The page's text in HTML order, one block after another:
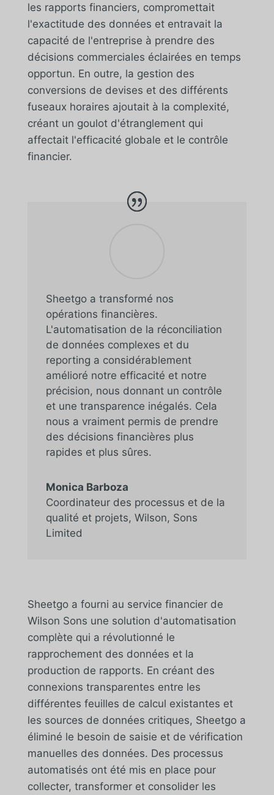
les rapports financiers, compromettait
l'exactitude des données et entravait la
capacité de l'entreprise à prendre des
décisions commerciales éclairées en temps
opportun. En outre, la gestion des
conversions de devises et des différents
fuseaux horaires ajoutait à la complexité,
créant un goulot d'étranglement qui
affectait l'efficacité globale et le contrôle
financier.
Sheetgo a transformé nos
opérations financières.
L'automatisation de la réconciliation
de données complexes et du
reporting a considérablement
amélioré notre efficacité et notre
précision, nous donnant un contrôle
et une transparence inégalés. Cela
nous a vraiment permis de prendre
des décisions financières plus
rapides et plus sûres.
Monica Barboza
Coordinateur des processus et de la
qualité et projets, Wilson, Sons
Limited
Sheetgo a fourni au service financier de
Wilson Sons une solution d'automatisation
complète qui a révolutionné le
rapprochement des données et la
production de rapports. En créant des
connexions transparentes entre les
différentes feuilles de calcul existantes et
les sources de données critiques, Sheetgo a
éliminé le besoin de saisie et de vérification
manuelles des données. Des processus
automatisés ont été mis en place pour
collecter, transformer et consolider les